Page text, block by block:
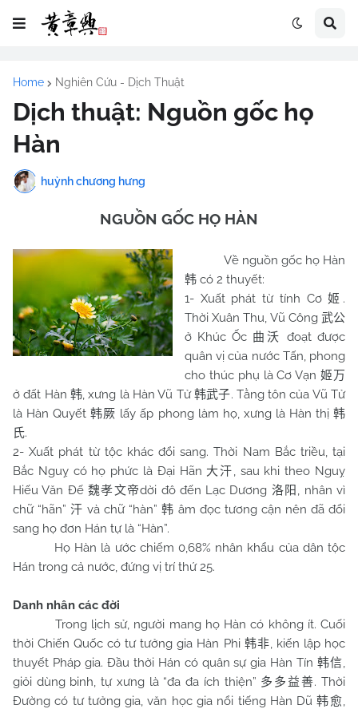
Home Nghiên Cứu - Dịch Thuật
Dịch thuật: Nguồn gốc họ
Hàn
huỳnh chương hưng
NGUỒN GỐC HỌ HÀN
Về nguồn gốc họ Hàn
韩 có 2 thuyết:
1- Xuất phát từ tính Cơ姬 .
Thời Xuân Thu, Vũ Công 武公
ở Khúc Ốc 曲沃
đoạt được
quân vị của nước Tấn, phong
cho thúc phụ là Cơ Vạn姬万
ở đất Hàn 韩, xưng là Hàn Vũ Tử韩武子. Tằng tôn của Vũ Tử
là Hàn Quyết韩厥 lấy ấp phong làm họ, xưng là Hàn thị韩
氏.
2- Xuất phát từ tộc khác đổi sang. Thời Nam Bắc triều, tại
Bắc Nguỵ có họ phức là Đại Hãn 大汗, sau khi theo Nguỵ
Hiếu Văn Đế 魏孝文帝dời đô đến Lạc Dương 洛阳 , nhân vì
chữ “hãn” 汗 và chữ “hàn” 韩 âm đọc tương cận nên đã đổi
sang họ đơn Hán tự là “Hàn”.
Họ Hàn là ước chiếm 0,68% nhân khẩu của dân tộc
Hán trong cả nước, đứng vị trí thứ 25.
Danh nhân các đời
Trong lịch sử, người mang họ Hàn có không ít. Cuối
thời Chiến Quốc có tư tưởng gia Hàn Phi 韩非, kiến lập học
thuyết Pháp gia. Đầu thời Hán có quân sự gia Hàn Tín韩信,
giỏi dùng binh, tự xưng là “đa đa ích thiện” 多多益善. Thời
Đường có tư tưởng gia, văn học gia nổi tiếng Hàn Dũ韩愈,